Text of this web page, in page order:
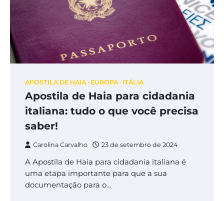
APOSTILA DE HAIA EUROPA ITÁLIA
Apostila de Haia para cidadania
italiana: tudo o que você precisa
saber!
Carolina Carvalho 23 de setembro de 2024
A Apostila de Haia para cidadania italiana é
uma etapa importante para que a sua
documentação para o…